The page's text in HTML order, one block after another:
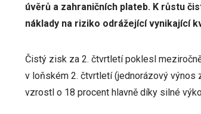
úvěrů a zahraničních plateb. K růstu
náklady na riziko odrážející vynikající
Čistý zisk za 2. čtvrtletí poklesl
v loňském 2. čtvrtletí (jednorázový výnos
vzrostl o 18 procent hlavně díky silné